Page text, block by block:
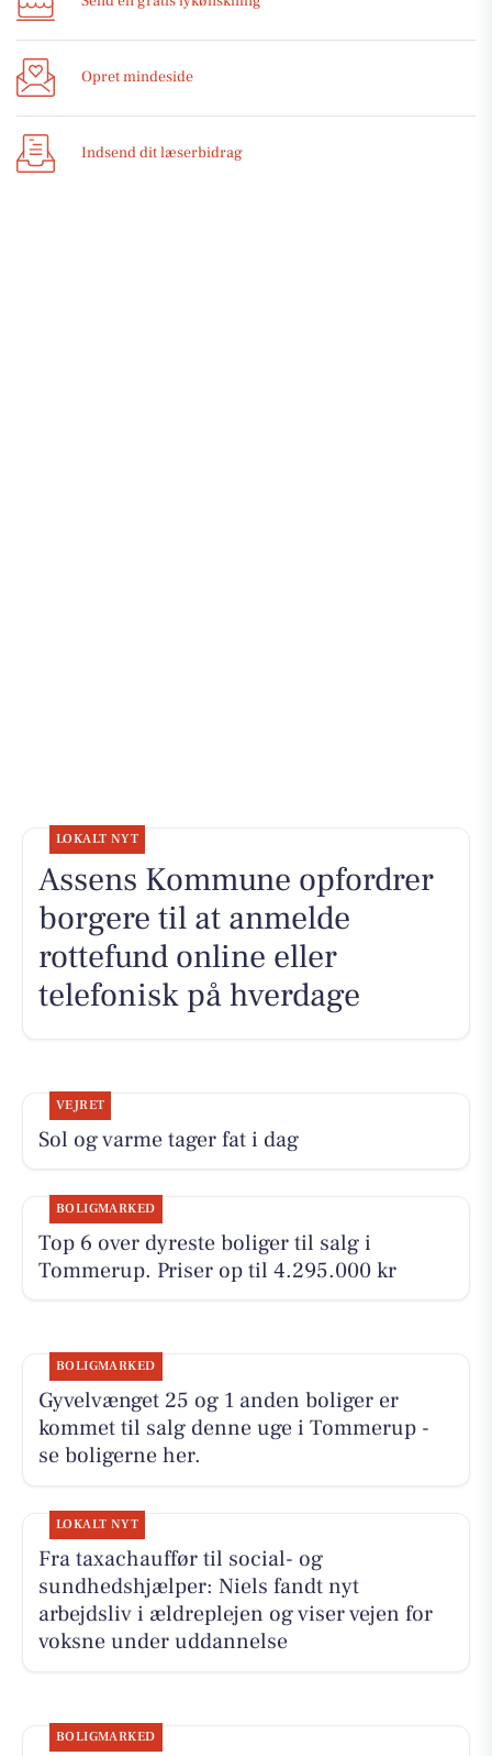
Opret mindeside
Indsend dit læserbidrag
LOKALT NYT
Assens Kommune opfordrer
borgere til at anmelde
rottefund online eller
telefonisk på hverdage
VEJRET
Sol og varme tager fat i dag
BOLIGMARKED
Top 6 over dyreste boliger til salg i
Tommerup. Priser op til 4.295.000 kr
BOLIGMARKED
Gyvelvænget 25 og 1 anden boliger er
kommet til salg denne uge i Tommerup -
se boligerne her.
LOKALT NYT
Fra taxachauffør til social- og
sundhedshjælper: Niels fandt nyt
arbejdsliv i ældreplejen og viser vejen for
voksne under uddannelse
BOLIGMARKED